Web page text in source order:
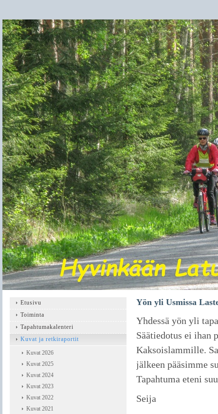
Yön yli Usmissa
Yhdessä yön yli
Säätiedotus ei ihan
Kaksoislammille.
jälkeen pääsimme
Tapahtuma eteni
Seija
Etusivu
Toiminta
Tapahtumakalenteri
Kuvat ja retkiraportit
Kuvat 2026
Kuvat 2025
Kuvat 2024
Kuvat 2023
Kuvat 2022
Kuvat 2021